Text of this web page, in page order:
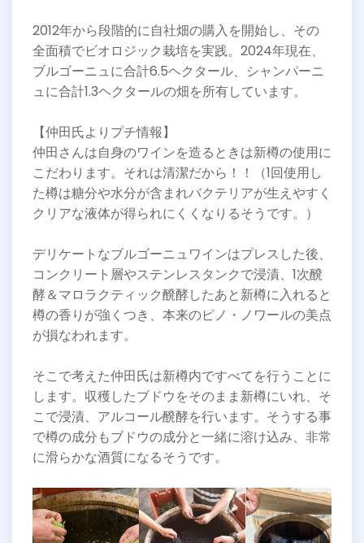
2012年から段階的に自社畑の購入を開始し、その
全面積でビオロジック栽培を実践。2024年現在、
ブルゴーニュに合計6.5ヘクタール、シャンパーニ
ュに合計1.3ヘクタールの畑を所有しています。
【仲田氏よりプチ情報】
仲田さんは自身のワインを造るときは新樽の使用に
こだわります。それは清潔だから！！（1回使用し
た樽は糖分や水分が含まれバクテリアが生えやすく
クリアな液体が得られにくくなりるそうです。）
デリケートなブルゴーニュワインはプレスした後、
コンクリート層やステンレスタンクで浸漬、1次醗
酵＆マロラクティック醗酵したあと新樽に入れると
樽の香りが強くつき、本来のピノ・ノワールの美点
が損なわれます。
そこで考えた仲田氏は新樽内ですべてを行うことに
します。収穫したブドウをそのまま新樽にいれ、そ
こで浸漬、アルコール醗酵を行います。そうする事
で樽の成分もブドウの成分と一緒に溶け込み、非常
に滑らかな酒質になるそうです。